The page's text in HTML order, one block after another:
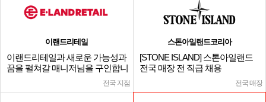
이랜드리테일
이랜드리테일과 새로운 가능성과
꿈을 펼쳐갈 매니저님을 구인합니
전국 지점
스톤아일랜드코리아
[STONE ISLAND] 스톤아일랜드
전국 매장 전 직급 채용
전국 매장